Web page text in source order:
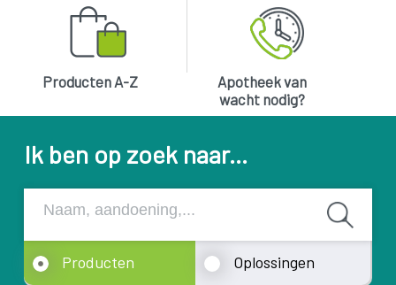
Producten A-Z
Apotheek van
wacht nodig?
Ik ben op zoek naar...
Producten Oplossingen